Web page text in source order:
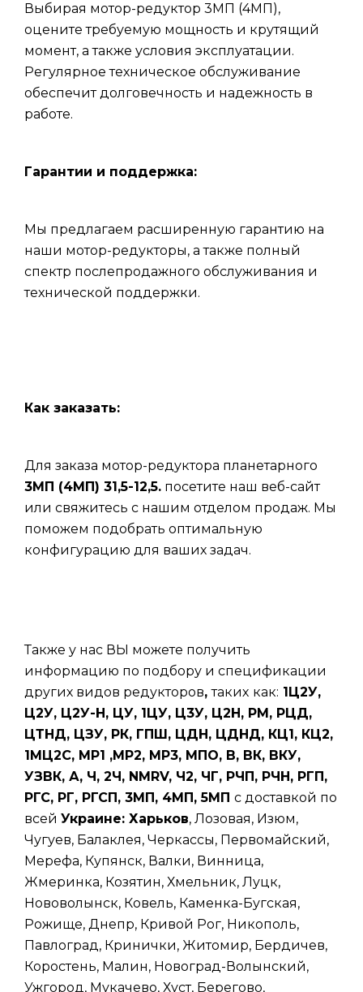
Выбирая мотор-редуктор 3МП (4МП),
оцените требуемую мощность и крутящий
момент, а также условия эксплуатации.
Регулярное техническое обслуживание
обеспечит долговечность и надежность в
работе.
Гарантии и поддержка:
Мы предлагаем расширенную гарантию на
наши мотор-редукторы, а также полный
спектр послепродажного обслуживания и
технической поддержки.
Как заказать:
Для заказа мотор-редуктора планетарного
3МП (4МП) 31,5-12,5. посетите наш веб-сайт
или свяжитесь с нашим отделом продаж. Мы
поможем подобрать оптимальную
конфигурацию для ваших задач.
Также у нас ВЫ можете получить
информацию по подбору и спецификации
других видов редукторов,таких как: 1Ц2У,
Ц2У, Ц2У-Н, ЦУ, 1ЦУ, Ц3У, Ц2Н, РМ, РЦД,
ЦТНД, ЦЗУ, РК, ГПШ, ЦДН, ЦДНД, КЦ1, КЦ2,
1МЦ2С, МР1 ,МР2, МР3, МПО, В, ВК, ВКУ,
УЗВК, А, Ч, 2Ч, NMRV, Ч2, ЧГ, РЧП, РЧН, РГП,
РГС, РГ, РГСП, 3МП, 4МП, 5МП с доставкой по
всей Украине: Харьков, Лозовая, Изюм,
Чугуев, Балаклея, Черкассы, Первомайский,
Мерефа, Купянск, Валки, Винница,
Жмеринка, Козятин, Хмельник, Луцк,
Нововолынск, Ковель, Каменка-Бугская,
Рожище, Днепр, Кривой Рог, Никополь,
Павлоград, Кринички, Житомир, Бердичев,
Коростень, Малин, Новоград-Волынский,
Ужгород, Мукачево, Хуст, Берегово,